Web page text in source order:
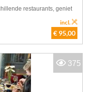
restaurants, geniet
€ 95,00
incl.
375